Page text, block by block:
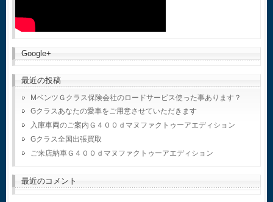
Google+
最近の投稿
MベンツＧクラス保険会社のロードサービス使った事あります？
Gクラスあなたの愛車をご用意させていただきます
入庫車両のご案内Ｇ４００ｄマヌファクトゥーアエディション
Gクラス全国出張買取
ご来店納車Ｇ４００ｄマヌファクトゥーアエディション
最近のコメント